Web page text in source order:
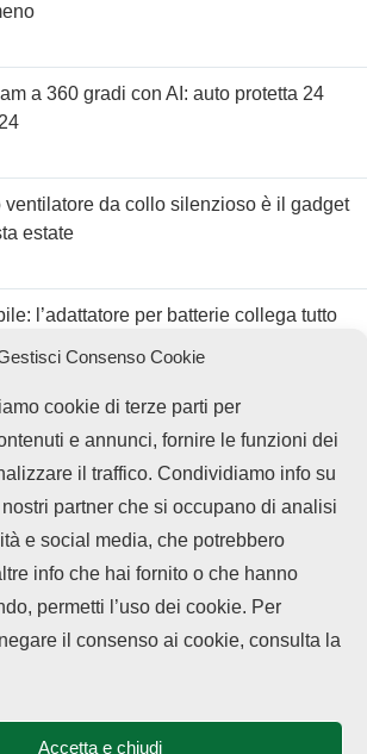
Consenso Cookie
cookie di terze parti per
e annunci, fornire le funzioni dei
il traffico. Condividiamo info su
partner che si occupano di analisi
e social media, che potrebbero
info che hai fornito o che hanno
permetti l’uso dei cookie. Per
il consenso ai cookie, consulta la
Accetta e chiudi
a 360 gradi con AI: auto protetta 24
ventilatore da collo silenzioso è il gadget
estate
l’adattatore per batterie collega tutto
Contatti Disclaimer
Privacy Policy